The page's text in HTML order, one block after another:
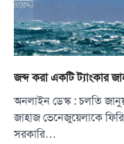
জব্দ করা একটি ট্যাংকার
অনলাইন ডেস্ক : চলতি
জাহাজ ভেনেজুয়েলাকে
সরকারি…